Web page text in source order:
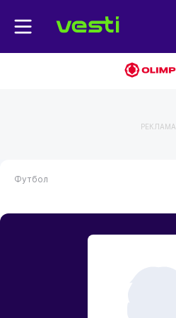
РЕКЛАМА
Футбол